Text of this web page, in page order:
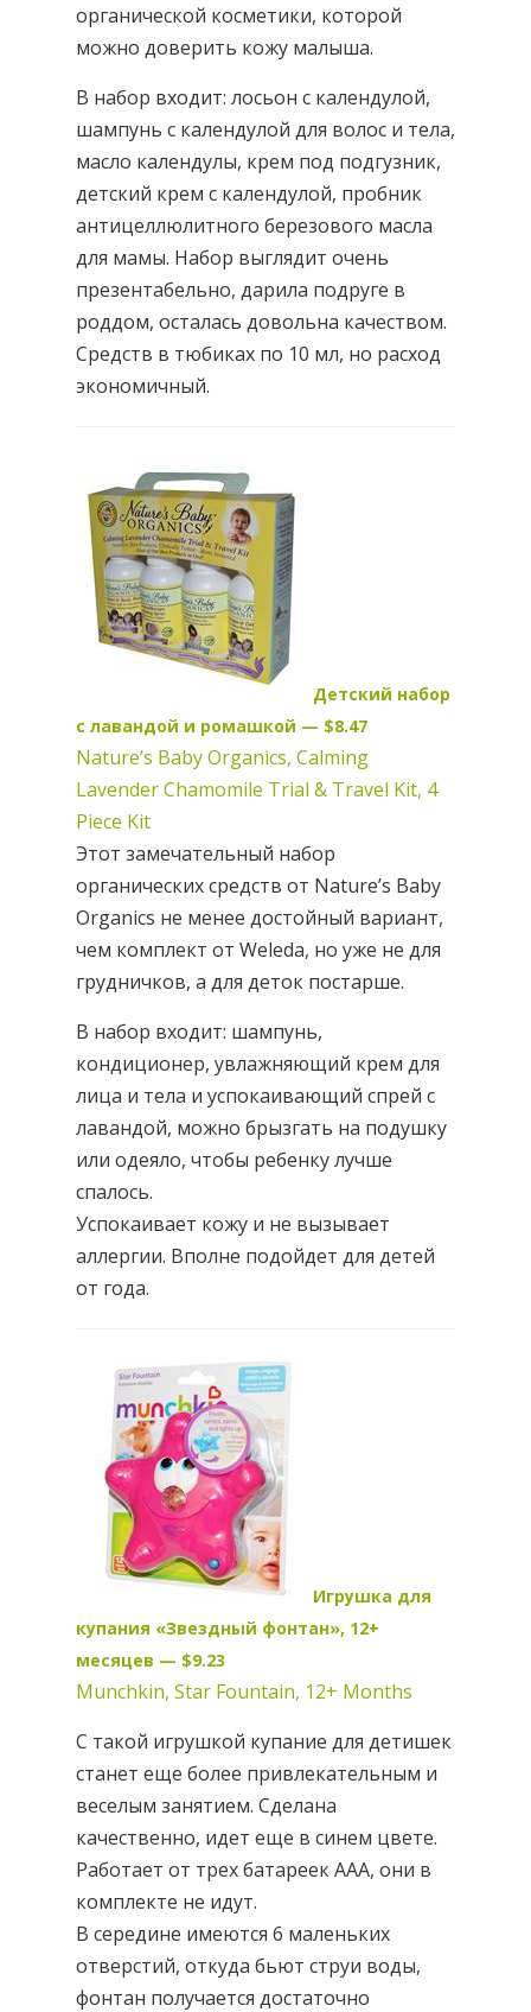
органической косметики, которой
можно доверить кожу малыша.
В набор входит: лосьон с календулой,
шампунь с календулой для волос и тела,
масло календулы, крем под подгузник,
детский крем с календулой, пробник
антицеллюлитного березового масла
для мамы. Набор выглядит очень
презентабельно, дарила подруге в
роддом, осталась довольна качеством.
Средств в тюбиках по 10 мл, но расход
экономичный.
Детский набор
с лавандой и ромашкой — $8.47
Nature’s Baby Organics, Calming
Lavender Chamomile Trial & Travel Kit, 4
Piece Kit
Этот замечательный набор
органических средств от Nature’s Baby
Organics не менее достойный вариант,
чем комплект от Weleda, но уже не для
грудничков, а для деток постарше.
В набор входит: шампунь,
кондиционер, увлажняющий крем для
лица и тела и успокаивающий спрей с
лавандой, можно брызгать на подушку
или одеяло, чтобы ребенку лучше
спалось.
Успокаивает кожу и не вызывает
аллергии. Вполне подойдет для детей
от года.
Игрушка для
купания «Звездный фонтан», 12+
месяцев — $9.23
Munchkin, Star Fountain, 12+ Months
С такой игрушкой купание для детишек
станет еще более привлекательным и
веселым занятием. Сделана
качественно, идет еще в синем цвете.
Работает от трех батареек AAA, они в
комплекте не идут.
В середине имеются 6 маленьких
отверстий, откуда бьют струи воды,
фонтан получается достаточно